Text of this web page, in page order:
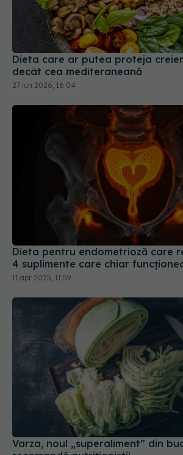
Dieta care ar putea proteja
decât cea mediteraneană
27 iun 2026, 16:04
Dieta pentru endometrioză care
4 suplimente care chiar
11 apr 2025, 11:59
Varza, noul „superaliment” din
recomandă nutriționiștii
14 mar 2026, 20:35